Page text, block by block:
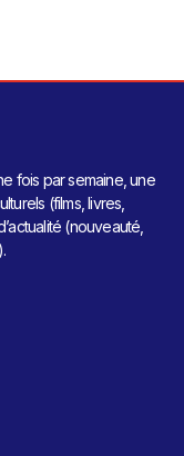
fois par semaine, une
(films, livres,
(nouveauté,